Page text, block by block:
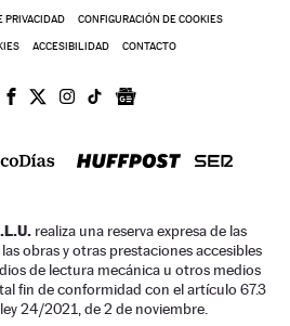
PRIVACIDAD CONFIGURACIÓN DE COOKIES
ACCESIBILIDAD CONTACTO
realiza una reserva expresa de las
obras y otras prestaciones accesibles
de lectura mecánica u otros medios
fin de conformidad con el artículo 67.3
24/2021, de 2 de noviembre.